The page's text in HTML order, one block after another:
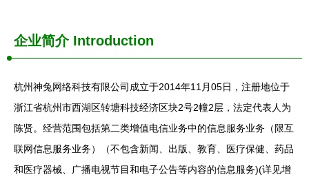
企业简介 Introduction
杭州神兔网络科技有限公司成立于2014年11月05日，注册地位于
浙江省杭州市西湖区转塘科技经济区块2号2幢2层，法定代表人为
陈贤。经营范围包括第二类增值电信业务中的信息服务业务（限互
联网信息服务业务）（不包含新闻、出版、教育、医疗保健、药品
和医疗器械、广播电视节目和电子公告等内容的信息服务)(详见增